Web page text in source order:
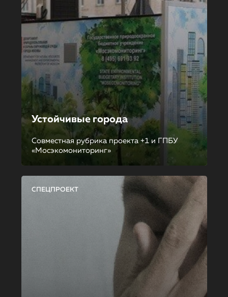
Устойчивые города
Совместная рубрика проекта +1 и ГПБУ
«Мосэкомониторинг»
СПЕЦПРОЕКТ